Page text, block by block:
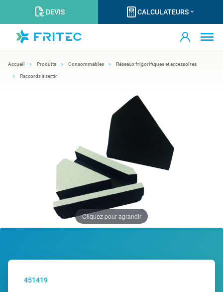
DEVIS CALCULATEURS
Accueil Produits Consommables Réseaux frigorifiques et accessoires
Raccords à sertir
Cliquez pour agrandir
451419